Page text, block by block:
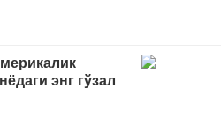
энг гўзал